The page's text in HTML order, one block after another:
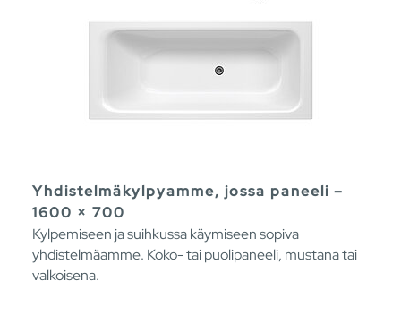
Yhdistelmäkylpyamme, jossa paneeli –
1600 × 700
Kylpemiseen ja suihkussa käymiseen sopiva
yhdistelmäamme. Koko- tai puolipaneeli, mustana tai
valkoisena.